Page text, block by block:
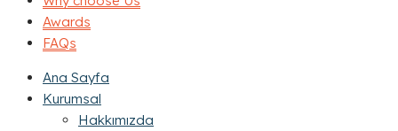
Awards
FAQs
Ana Sayfa
Kurumsal
Hakkımızda